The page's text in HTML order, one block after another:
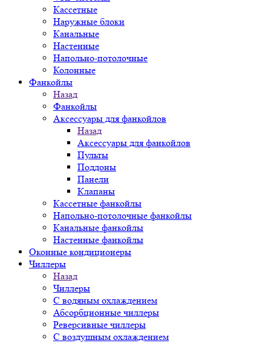
Кассетные
Наружные блоки
Канальные
Настенные
Напольно-потолочные
Колонные
Фанкойлы
Назад
Фанкойлы
Аксессуары для фанкойлов
Назад
Аксессуары для фанкойлов
Пульты
Поддоны
Панели
Клапаны
Кассетные фанкойлы
Напольно-потолочные фанкойлы
Канальные фанкойлы
Настенные фанкойлы
Оконные кондиционеры
Чиллеры
Назад
Чиллеры
С водяным охлаждением
Абсорбционные чиллеры
Реверсивные чиллеры
С воздушным охлаждением